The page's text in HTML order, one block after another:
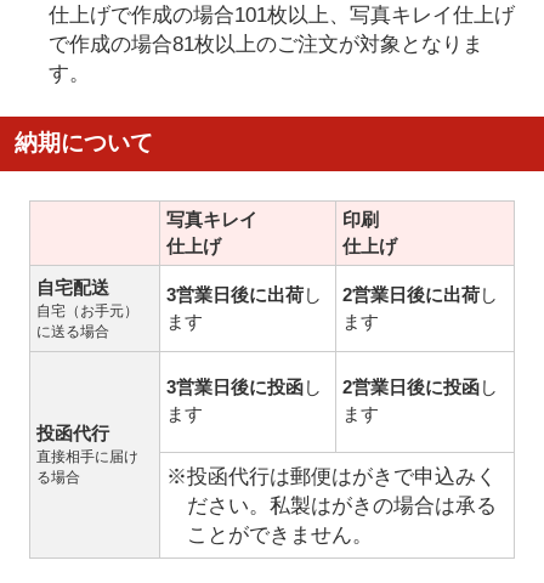
仕上げで作成の場合101枚以上、写真キレイ仕上げ
で作成の場合81枚以上のご注文が対象となりま
す。
納期について
写真キレイ
仕上げ
印刷
仕上げ
自宅配送
自宅（お手元）
に送る場合
3営業日後に出荷し
ます
2営業日後に出荷し
ます
投函代行
直接相手に届け
る場合
3営業日後に投函し
ます
2営業日後に投函し
ます
※投函代行は郵便はがきで申込みく
ださい。私製はがきの場合は承る
ことができません。